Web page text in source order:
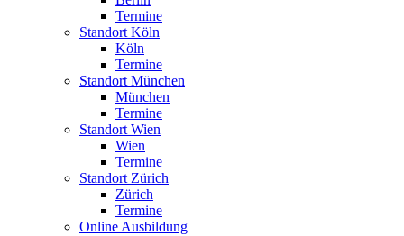
Termine
Standort Köln
Köln
Termine
Standort München
München
Termine
Standort Wien
Wien
Termine
Standort Zürich
Zürich
Termine
Online Ausbildung